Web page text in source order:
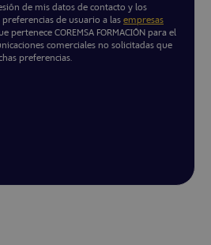
de mis datos de contacto y los
de usuario a las empresas
pertenece COREMSA FORMACIÓN para el
comerciales no solicitadas que
preferencias.